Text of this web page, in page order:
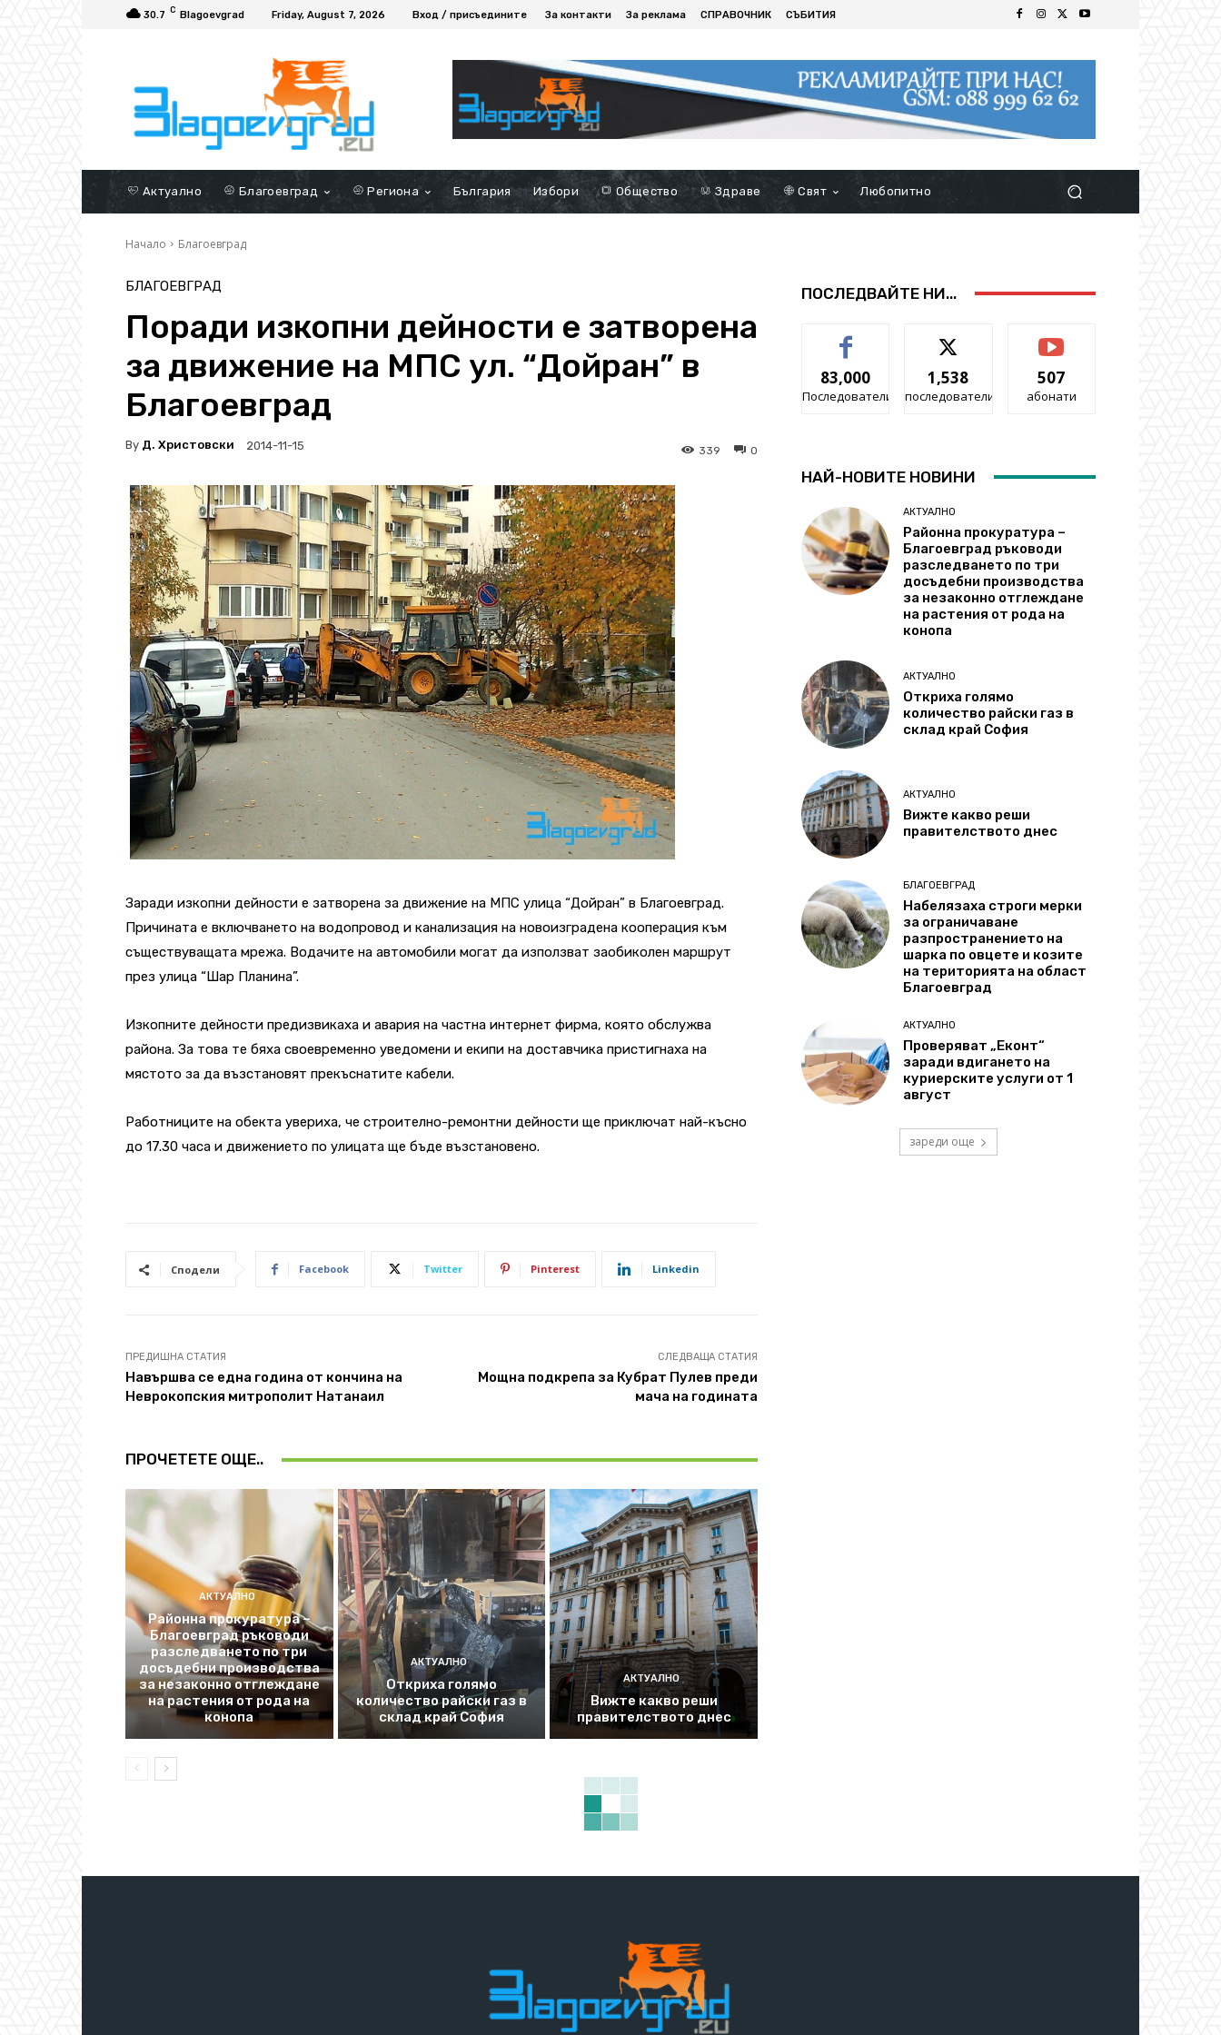
30.7 C Blagoevgrad Friday, August 7, 2026 Вход / присъедините За контакти За реклама СПРАВОЧНИК СЪБИТИЯ
Актуално Благоевград Региона България Избори Общество Здраве Свят Любопитно
Начало Благоевград
БЛАГОЕВГРАД
Поради изкопни дейности е затворена
за движение на МПС ул. “Дойран” в
Благоевград
By Д. Христовски 2014-11-15 0
339
Заради изкопни дейности е затворена за движение на МПС улица “Дойран” в Благоевград.
Причината е включването на водопровод и канализация на новоизградена кооперация към
съществуващата мрежа. Водачите на автомобили могат да използват заобиколен маршрут
през улица “Шар Планина”.
Изкопните дейности предизвикаха и авария на частна интернет фирма, която обслужва
района. За това те бяха своевременно уведомени и екипи на доставчика пристигнаха на
мястото за да възстановят прекъснатите кабели.
Работниците на обекта увериха, че строително-ремонтни дейности ще приключат най-късно
до 17.30 часа и движението по улицата ще бъде възстановено.
Сподели Facebook Twitter Pinterest Linkedin
ПРЕДИШНА СТАТИЯ
Навършва се една година от кончина на
Неврокопския митрополит Натанаил
СЛЕДВАЩА СТАТИЯ
Мощна подкрепа за Кубрат Пулев преди
мача на годината
ПРОЧЕТЕТЕ ОЩЕ..
АКТУАЛНО
Районна прокуратура –
Благоевград ръководи
разследването по три
досъдебни производства
за незаконно отглеждане
на растения от рода на
конопа
АКТУАЛНО
Откриха голямо
количество райски газ в
склад край София
АКТУАЛНО
Вижте какво реши
правителството днес
ПОСЛЕДВАЙТЕ НИ...
83,000
Последователи
1,538
последователи
507
абонати
НАЙ-НОВИТЕ НОВИНИ
АКТУАЛНО
Районна прокуратура –
Благоевград ръководи
разследването по три
досъдебни производства
за незаконно отглеждане
на растения от рода на
конопа
АКТУАЛНО
Откриха голямо
количество райски газ в
склад край София
АКТУАЛНО
Вижте какво реши
правителството днес
БЛАГОЕВГРАД
Набелязаха строги мерки
за ограничаване
разпространението на
шарка по овцете и козите
на територията на област
Благоевград
АКТУАЛНО
Проверяват „Еконт“
заради вдигането на
куриерските услуги от 1
август
зареди още